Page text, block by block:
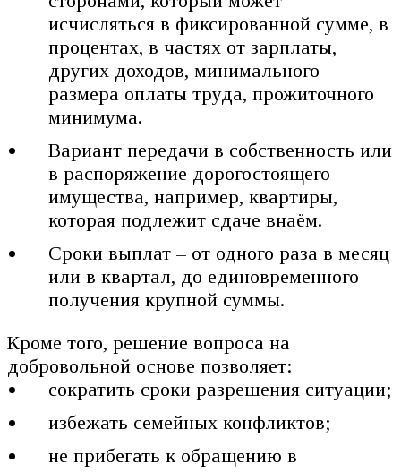
исчисляться в фиксированной сумме, в
процентах, в частях от зарплаты,
других доходов, минимального
размера оплаты труда, прожиточного
минимума.
Вариант передачи в собственность или
в распоряжение дорогостоящего
имущества, например, квартиры,
которая подлежит сдаче внаём.
Сроки выплат – от одного раза в месяц
или в квартал, до единовременного
получения крупной суммы.
Кроме того, решение вопроса на
добровольной основе позволяет:
сократить сроки разрешения ситуации;
избежать семейных конфликтов;
не прибегать к обращению в